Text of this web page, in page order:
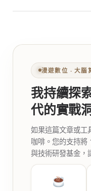
漫遊數位 ‧ 大腦
我持續探
代的實戰
如果這篇文章或工
咖啡。您的支持將
與技術研發基金，